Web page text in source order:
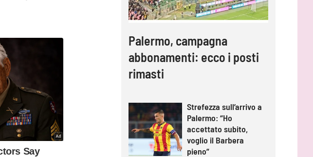
Palermo, campagna
abbonamenti: ecco i posti
rimasti
Strefezza sull’arrivo a
Palermo: “Ho
accettato subito,
voglio il Barbera
pieno”